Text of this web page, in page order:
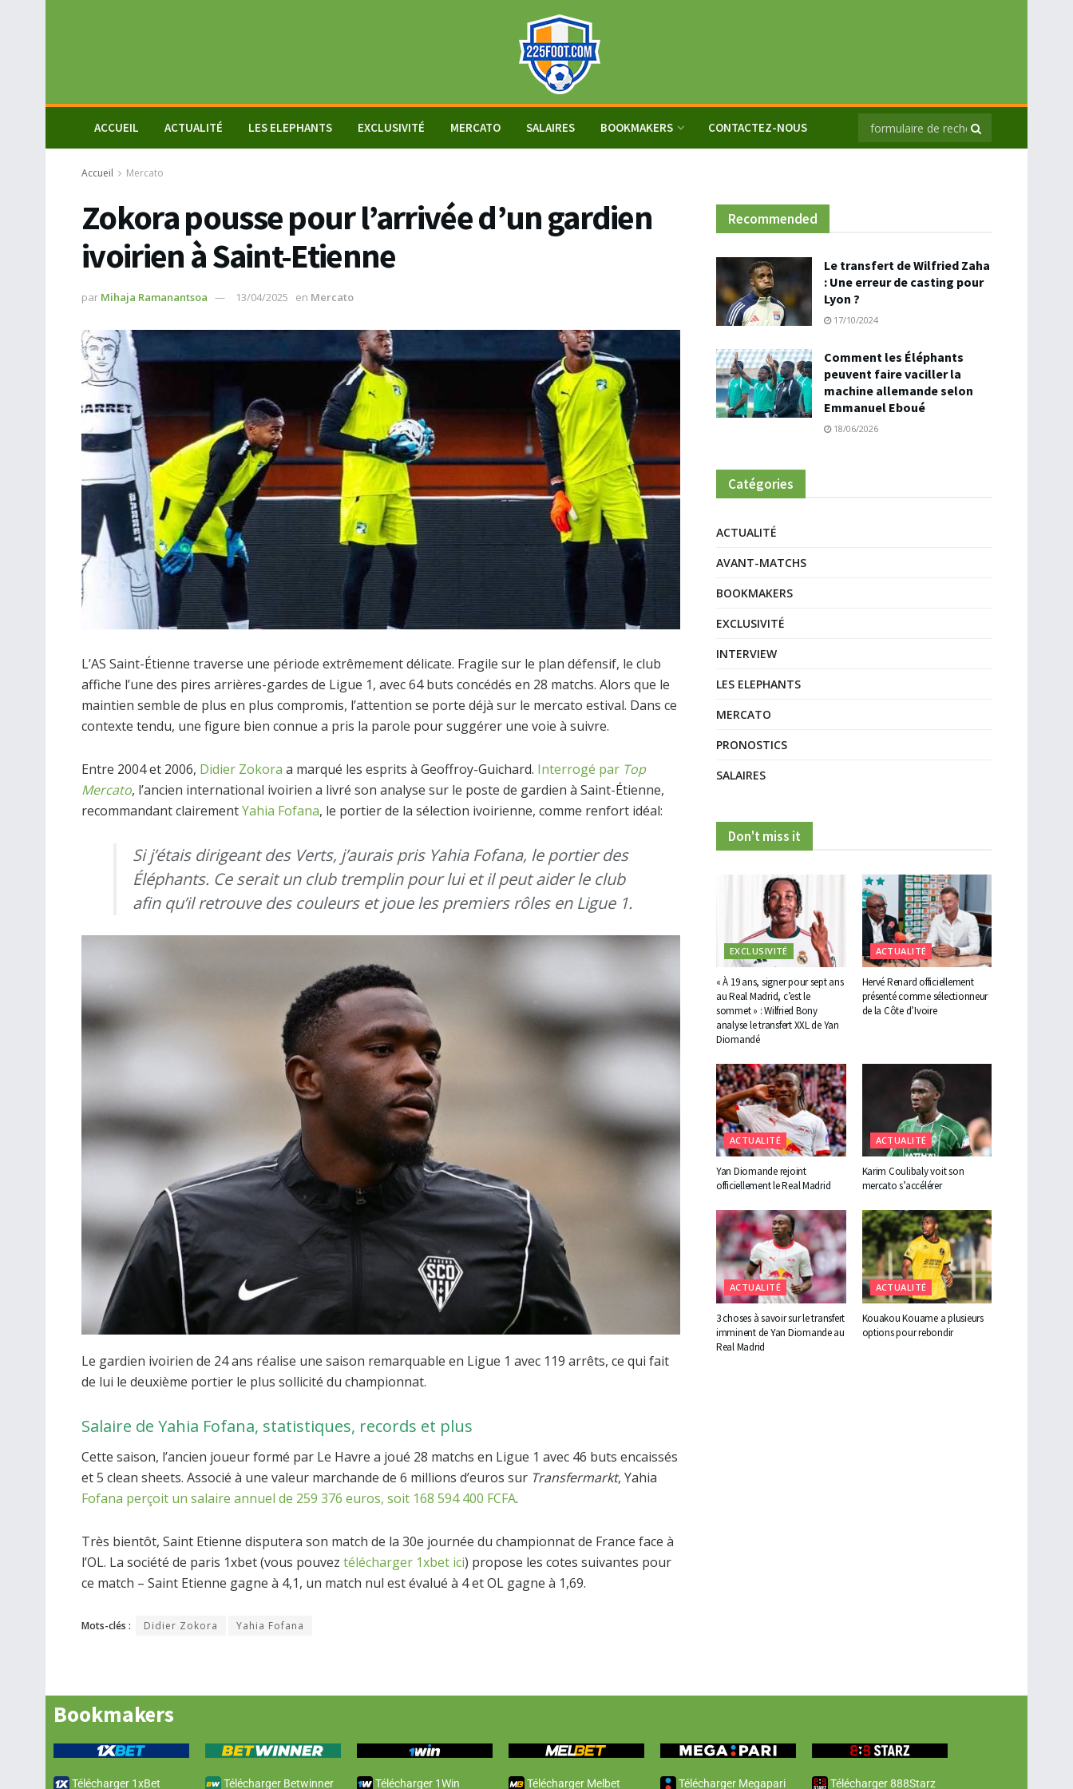
ACCUEIL ACTUALITÉ LES ELEPHANTS EXCLUSIVITÉ MERCATO SALAIRES BOOKMAKERS CONTACTEZ-NOUS
Accueil Mercato
Zokora pousse pour l’arrivée d’un gardien
ivoirien à Saint-Etienne
par Mihaja Ramanantsoa 13/04/2025 en Mercato
L’AS Saint-Étienne traverse une période extrêmement délicate. Fragile sur le plan défensif, le club
affiche l’une des pires arrières-gardes de Ligue 1, avec 64 buts concédés en 28 matchs. Alors que le
maintien semble de plus en plus compromis, l’attention se porte déjà sur le mercato estival. Dans ce
contexte tendu, une figure bien connue a pris la parole pour suggérer une voie à suivre.
Entre 2004 et 2006, Didier Zokora a marqué les esprits à Geoffroy-Guichard. Interrogé par Top
Mercato, l’ancien international ivoirien a livré son analyse sur le poste de gardien à Saint-Étienne,
recommandant clairementYahia Fofana, le portier de la sélection ivoirienne, comme renfort idéal:
Si j’étais dirigeant des Verts, j’aurais pris Yahia Fofana, le portier des
Éléphants. Ce serait un club tremplin pour lui et il peut aider le club
afin qu’il retrouve des couleurs et joue les premiers rôles en Ligue 1.
Le gardien ivoirien de 24 ans réalise une saison remarquable en Ligue 1 avec 119 arrêts, ce qui fait
de lui le deuxième portier le plus sollicité du championnat.
Salaire de Yahia Fofana, statistiques, records et plus
Cette saison, l’ancien joueur formé par Le Havre a joué 28 matchs en Ligue 1 avec 46 buts encaissés
et 5 clean sheets. Associé à une valeur marchande de 6 millions d’euros sur Transfermarkt, Yahia
Fofana perçoit un salaire annuel de 259 376 euros, soit 168 594 400 FCFA.
Très bientôt, Saint Etienne disputera son match de la 30e journée du championnat de France face à
l’OL. La société de paris 1xbet (vous pouvez télécharger 1xbet ici) propose les cotes suivantes pour
ce match – Saint Etienne gagne à 4,1, un match nul est évalué à 4 et OL gagne à 1,69.
Mots-clés : Didier Zokora Yahia Fofana
Recommended
Le transfert de Wilfried Zaha
: Une erreur de casting pour
Lyon ?
17/10/2024
Comment les Éléphants
peuvent faire vaciller la
machine allemande selon
Emmanuel Eboué
18/06/2026
Catégories
ACTUALITÉ
AVANT-MATCHS
BOOKMAKERS
EXCLUSIVITÉ
INTERVIEW
LES ELEPHANTS
MERCATO
PRONOSTICS
SALAIRES
Don't miss it
EXCLUSIVITÉ
« À 19 ans, signer pour sept ans
au Real Madrid, c’est le
sommet » : Wilfried Bony
analyse le transfert XXL de Yan
Diomandé
ACTUALITÉ
Hervé Renard officiellement
présenté comme sélectionneur
de la Côte d’Ivoire
ACTUALITÉ
Yan Diomande rejoint
officiellement le Real Madrid
ACTUALITÉ
Karim Coulibaly voit son
mercato s’accélérer
ACTUALITÉ
3 choses à savoir sur le transfert
imminent de Yan Diomande au
Real Madrid
ACTUALITÉ
Kouakou Kouame a plusieurs
options pour rebondir
Bookmakers
Télécharger 1xBet Télécharger Betwinner Télécharger 1Win Télécharger Melbet Télécharger Megapari Télécharger 888Starz